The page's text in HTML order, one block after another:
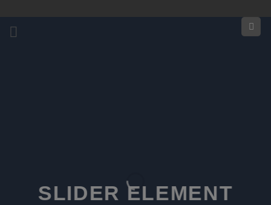
springen
SLIDER ELEMENT